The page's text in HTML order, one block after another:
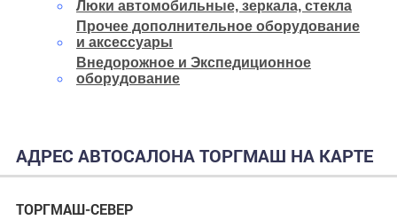
Люки автомобильные, зеркала, стекла
Прочее дополнительное оборудование
и аксессуары
Внедорожное и Экспедиционное
оборудование
АДРЕС АВТОСАЛОНА ТОРГМАШ НА КАРТЕ
ТОРГМАШ-СЕВЕР